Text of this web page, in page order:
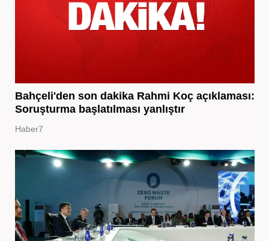
Bahçeli'den son dakika Rahmi Koç açıklaması:
Soruşturma başlatılması yanlıştır
Haber7